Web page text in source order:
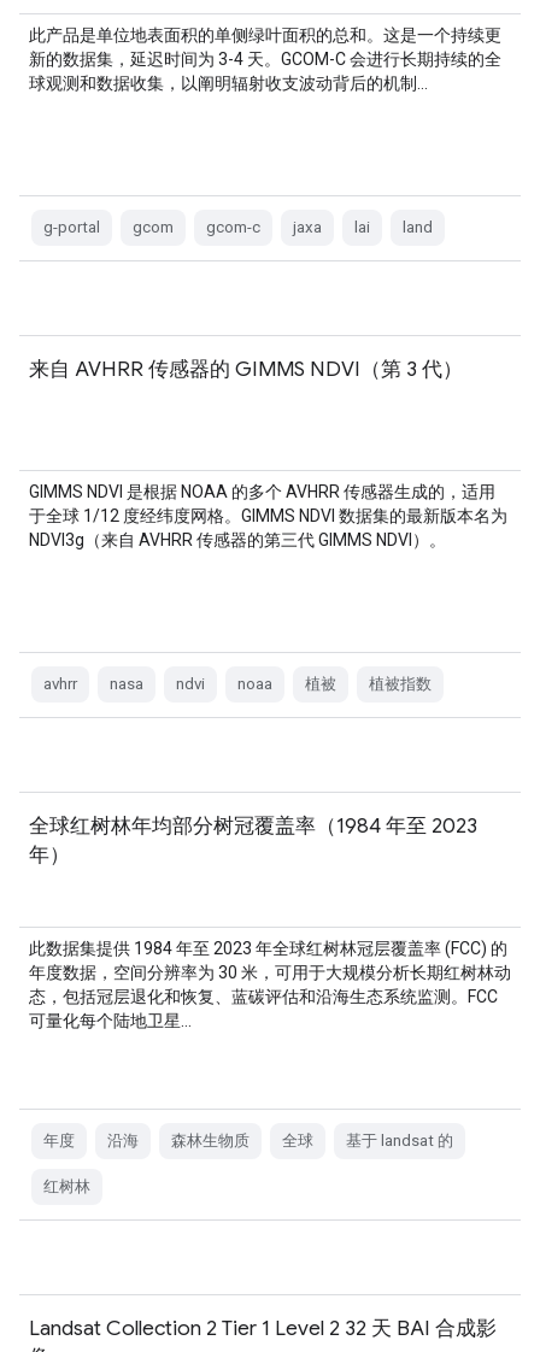
此产品是单位地表面积的单侧绿叶面积的总和。这是一个持续更
新的数据集，延迟时间为 3-4 天。GCOM-C 会进行长期持续的全
球观测和数据收集，以阐明辐射收支波动背后的机制…
g-portal gcom gcom-c jaxa lai land
来自 AVHRR 传感器的 GIMMS NDVI（第 3 代）
GIMMS NDVI 是根据 NOAA 的多个 AVHRR 传感器生成的，适用
于全球 1/12 度经纬度网格。GIMMS NDVI 数据集的最新版本名为
NDVI3g（来自 AVHRR 传感器的第三代 GIMMS NDVI）。
avhrr nasa ndvi noaa 植被 植被指数
全球红树林年均部分树冠覆盖率（1984 年至 2023
年）
此数据集提供 1984 年至 2023 年全球红树林冠层覆盖率 (FCC) 的
年度数据，空间分辨率为 30 米，可用于大规模分析长期红树林动
态，包括冠层退化和恢复、蓝碳评估和沿海生态系统监测。FCC
可量化每个陆地卫星…
年度 沿海 森林生物质 全球 基于 landsat 的
红树林
Landsat Collection 2 Tier 1 Level 2 32 天 BAI 合成影